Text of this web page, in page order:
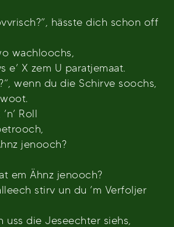
hässte dich schon off
wachloochs,
e’ X zem U paratjemaat.
wenn du die Schirve soochs,
Roll
jenooch?
em Ähnz jenooch?
stirv un du ’m Verfoljer
uss die Jeseechter siehs,